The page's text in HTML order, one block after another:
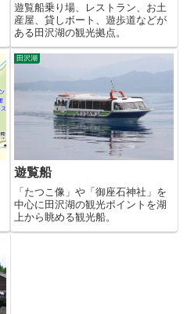
遊覧船乗り場、レストラン、お土
産屋、貸しボート、遊歩道などが
ある田沢湖の観光拠点。
田沢湖
遊覧船
「たつこ像」や「御座石神社」を
中心に田沢湖の観光ポイントを湖
上から眺める観光船。